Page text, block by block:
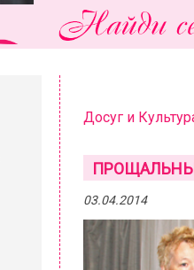
Досуг и
03.04.2014